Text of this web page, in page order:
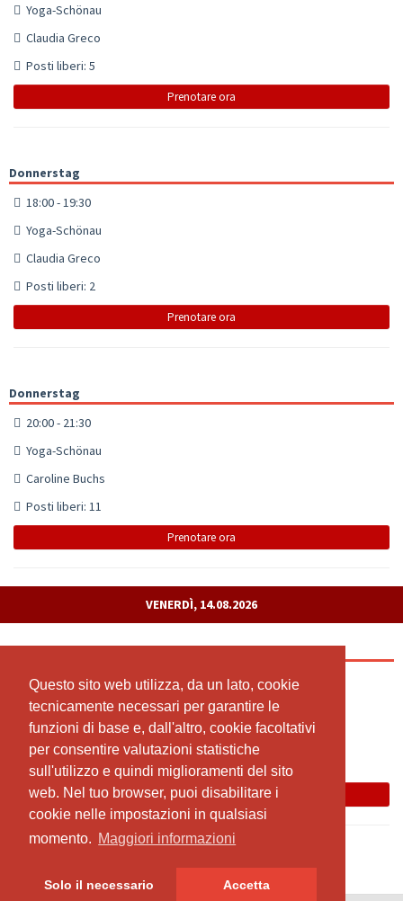
Questo sito web utilizza, da un lato, cookie
tecnicamente necessari per garantire le
funzioni di base e, dall'altro, cookie facoltativi
per consentire valutazioni statistiche
sull'utilizzo e quindi miglioramenti del sito
web. Nel tuo browser, puoi disabilitare i
cookie nelle impostazioni in qualsiasi
momento. Maggiori informazioni
Solo il necessario Accetta
Questo sito web utilizza, da un lato, cookie
tecnicamente necessari per garantire le
funzioni di base e, dall'altro, cookie facoltativi
per consentire valutazioni statistiche
sull'utilizzo e quindi miglioramenti del sito
web. Nel tuo browser, puoi disabilitare i
cookie nelle impostazioni in qualsiasi
momento. Maggiori informazioni
Solo il necessario Accetta
Yoga-Schönau
Claudia Greco
Posti liberi: 5
Prenotare ora
Donnerstag
18:00 - 19:30
Yoga-Schönau
Claudia Greco
Posti liberi: 2
Prenotare ora
Donnerstag
20:00 - 21:30
Yoga-Schönau
Caroline Buchs
Posti liberi: 11
Prenotare ora
VENERDÌ, 14.08.2026
Freitag
Con livestream
09:00 - 10:30
Yoga-Schönau
Claudia Greco
Prenotare ora